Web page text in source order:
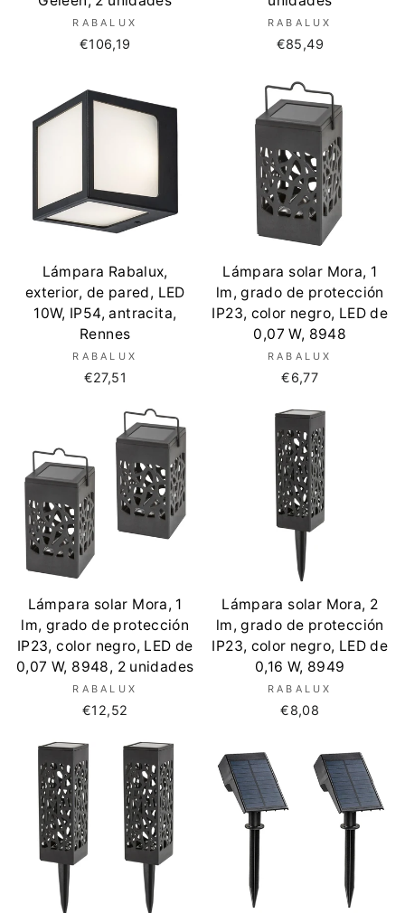
RABALUX
€106,19
RABALUX
€85,49
Lámpara Rabalux,
exterior, de pared, LED
10W, IP54, antracita,
Rennes
RABALUX
€27,51
Lámpara solar Mora, 1
lm, grado de protección
IP23, color negro, LED de
0,07 W, 8948
RABALUX
€6,77
Lámpara solar Mora, 1
lm, grado de protección
IP23, color negro, LED de
0,07 W, 8948, 2 unidades
RABALUX
€12,52
Lámpara solar Mora, 2
lm, grado de protección
IP23, color negro, LED de
0,16 W, 8949
RABALUX
€8,08